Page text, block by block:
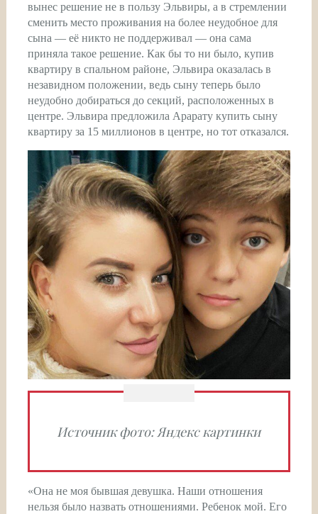
вынес решение не в пользу Эльвиры, а в стремлении
сменить место проживания на более неудобное для
сына — её никто не поддерживал — она сама
приняла такое решение. Как бы то ни было, купив
квартиру в спальном районе, Эльвира оказалась в
незавидном положении, ведь сыну теперь было
неудобно добираться до секций, расположенных в
центре. Эльвира предложила Арарату купить сыну
квартиру за 15 миллионов в центре, но тот отказался.
Источник фото: Яндекс картинки
«Она не моя бывшая девушка. Наши отношения
нельзя было назвать отношениями. Ребенок мой. Его